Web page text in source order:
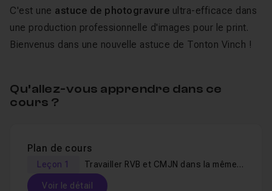
C'est une astuce de photogravure ultra-efficace dans
une production professionnelle d'images pour le print.
Bienvenus dans une nouvelle astuce de Tonton Vinch !
Qu’allez-vous apprendre dans ce
cours ?
Plan de cours
Leçon 1 Travailler RVB et CMJN dans la même image
Voir le détail